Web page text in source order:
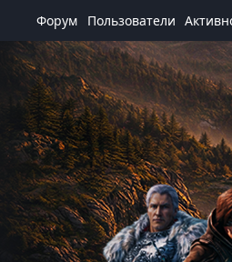
Форум Пользователи